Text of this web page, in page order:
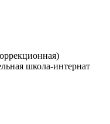
школа-интернат